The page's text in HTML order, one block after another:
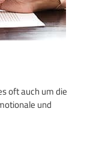
oft auch um die
und